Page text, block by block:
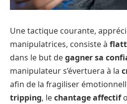
Une tactique courante,
manipulatrices, consiste à
dans le but degagner sa
manipulateur s’évertuera à la
afin de la fragiliser
tripping, lechantage affectif